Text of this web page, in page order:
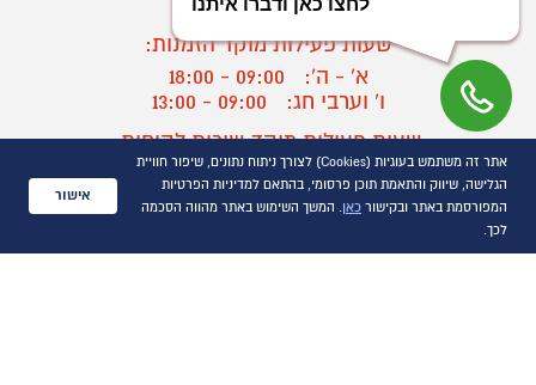
שעות פעילות מוקד הזמנות:
א' - ה':
09:00 - 18:00
ו' וערבי חג:
09:00 - 13:00
שעות פעילות מוקד שירות לקוחות:
א' - ד':
09:00 - 16:30
ה :
09:00 - 16:00
חול המועד
?
אתר זה משתמש בעוגיות (Cookies) לצורך ניתוח נתונים, שיפור חוויית
הגלישה, שיווק והתאמת תוכן פרסומי, בהתאם למדיניות הפרטיות
המפורסמת באתר ובקישור כאן. המשך השימוש באתר מהווה הסכמה
לכך.
אישור